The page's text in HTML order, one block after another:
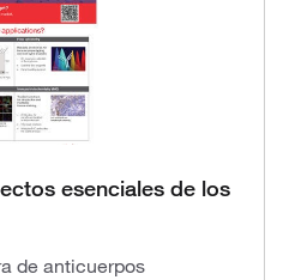
esenciales de los
de anticuerpos